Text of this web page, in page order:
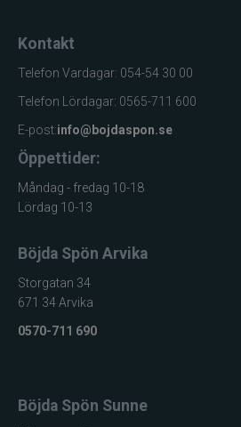
Kontakt
Telefon Vardagar: 054-54 30 00
Telefon Lördagar: 0565-711 600
E-post:info@bojdaspon.se
Öppettider:
Måndag - fredag 10-18
Lördag 10-13
Böjda Spön Arvika
Storgatan 34
671 34 Arvika
0570-711 690
Böjda Spön Sunne